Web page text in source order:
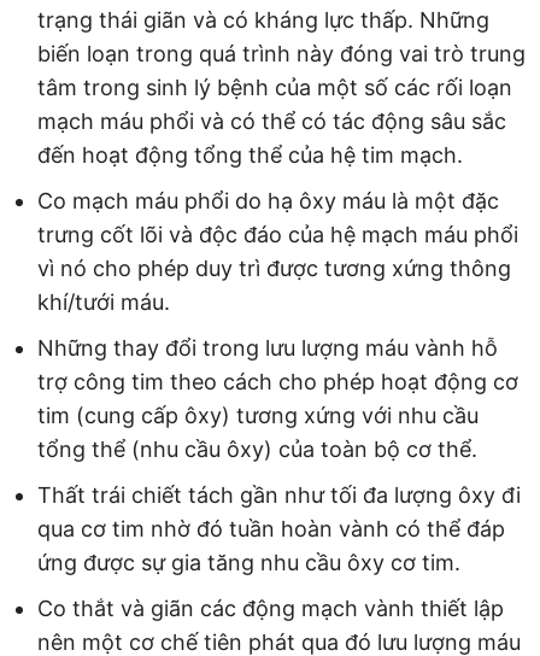
trạng thái giãn và có kháng lực thấp. Những
biến loạn trong quá trình này đóng vai trò trung
tâm trong sinh lý bệnh của một số các rối loạn
mạch máu phổi và có thể có tác động sâu sắc
đến hoạt động tổng thể của hệ tim mạch.
Co mạch máu phổi do hạ ôxy máu là một đặc
trưng cốt lõi và độc đáo của hệ mạch máu phổi
vì nó cho phép duy trì được tương xứng thông
khí/tưới máu.
Những thay đổi trong lưu lượng máu vành hỗ
trợ công tim theo cách cho phép hoạt động cơ
tim (cung cấp ôxy) tương xứng với nhu cầu
tổng thể (nhu cầu ôxy) của toàn bộ cơ thể.
Thất trái chiết tách gần như tối đa lượng ôxy đi
qua cơ tim nhờ đó tuần hoàn vành có thể đáp
ứng được sự gia tăng nhu cầu ôxy cơ tim.
Co thắt và giãn các động mạch vành thiết lập
nên một cơ chế tiên phát qua đó lưu lượng máu